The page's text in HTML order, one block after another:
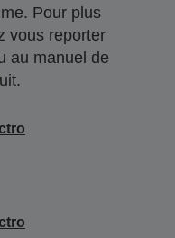
Pour plus
vous reporter
au manuel de